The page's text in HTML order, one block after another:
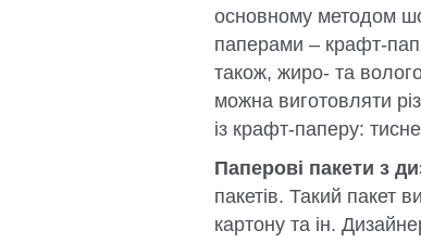
основному методом
паперами – крафт-
також, жиро- та
можна виготовляти
із крафт-паперу:
Паперові пакети з
пакетів. Такий пакет
картону та ін.